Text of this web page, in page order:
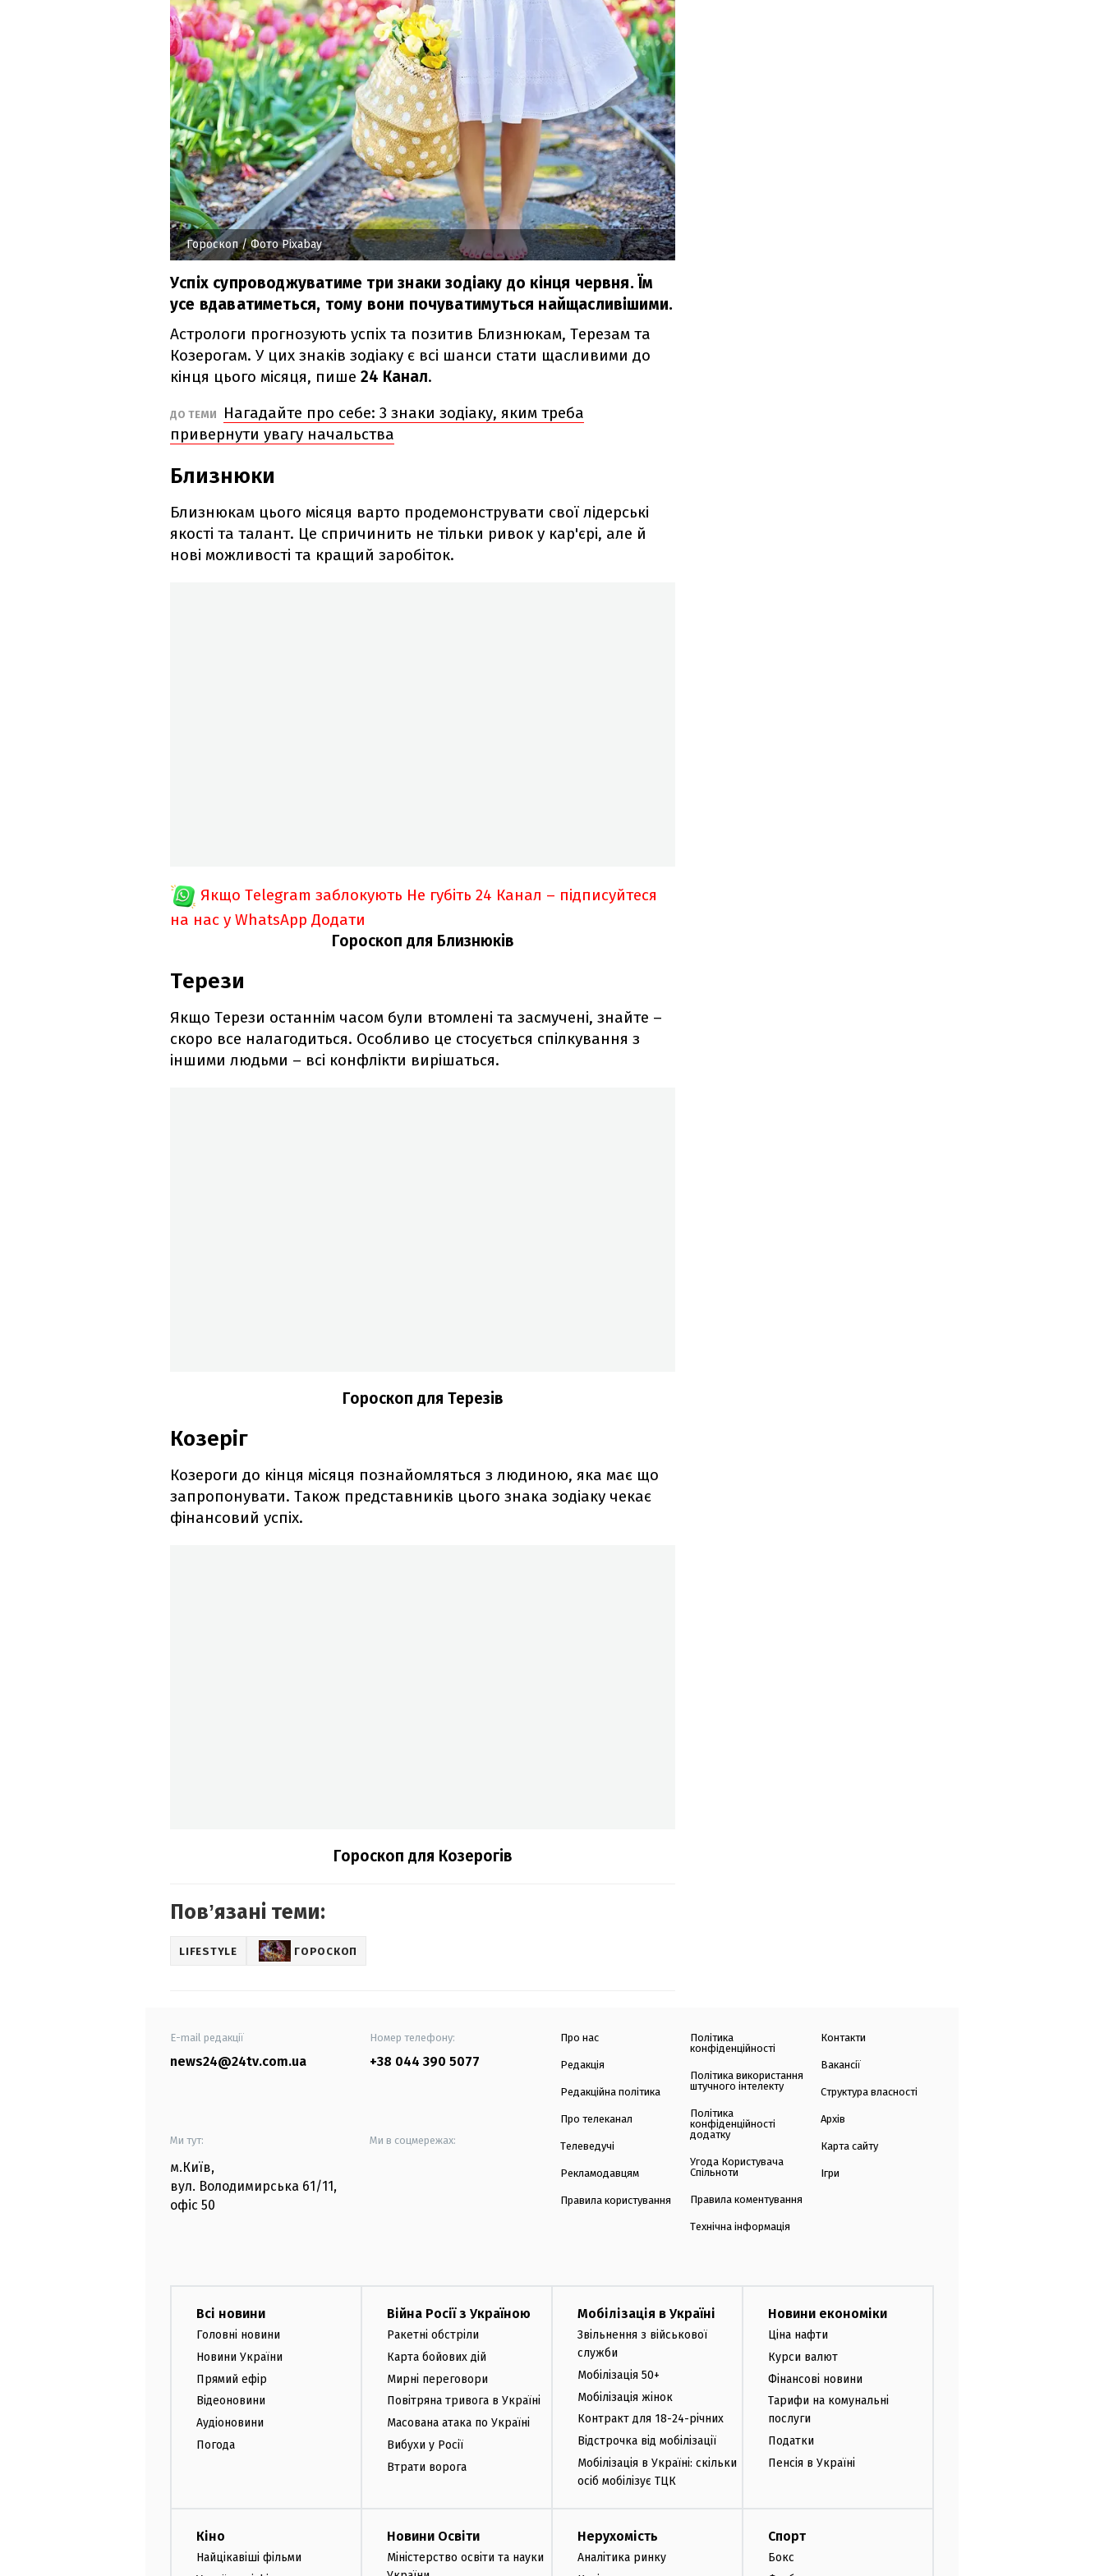
Гороскоп/ Фото Pixabay
Успіх супроводжуватиме три знаки зодіаку до кінця червня. Їм
усе вдаватиметься, тому вони почуватимуться найщасливішими.
Астрологи прогнозують успіх та позитив Близнюкам, Терезам та
Козерогам. У цих знаків зодіаку є всі шанси стати щасливими до
кінця цього місяця, пише 24 Канал.
ДО ТЕМИ
Нагадайте про себе: 3 знаки зодіаку, яким треба
привернути увагу начальства
Близнюки
Близнюкам цього місяця варто продемонструвати свої лідерські
якості та талант. Це спричинить не тільки ривок у кар'єрі, але й
нові можливості та кращий заробіток.
Якщо Telegram заблокують Не губіть 24 Канал – підписуйтеся
на нас у WhatsApp Додати
Гороскоп для Близнюків
Терези
Якщо Терези останнім часом були втомлені та засмучені, знайте –
скоро все налагодиться. Особливо це стосується спілкування з
іншими людьми – всі конфлікти вирішаться.
Гороскоп для Терезів
Козеріг
Козероги до кінця місяця познайомляться з людиною, яка має що
запропонувати. Також представників цього знака зодіаку чекає
фінансовий успіх.
Гороскоп для Козерогів
Повʼязані теми:
LIFESTYLE ГОРОСКОП
E-mail редакції
news24@24tv.com.ua
Номер телефону:
+38 044 390 5077
Ми тут:
м.Київ,
вул. Володимирська 61/11,
офіс 50
Ми в соцмережах:
Про нас
Редакція
Редакційна політика
Про телеканал
Телеведучі
Рекламодавцям
Правила користування
Політика
конфіденційності
Політика використання
штучного інтелекту
Політика
конфіденційності
додатку
Угода Користувача
Спільноти
Правила коментування
Технічна інформація
Контакти
Вакансії
Структура власності
Архів
Карта сайту
Ігри
Всі новини
Головні новини
Новини України
Прямий ефір
Відеоновини
Аудіоновини
Погода
Війна Росії з Україною
Ракетні обстріли
Карта бойових дій
Мирні переговори
Повітряна тривога в Україні
Масована атака по Україні
Вибухи у Росії
Втрати ворога
Мобілізація в Україні
Звільнення з військової
служби
Мобілізація 50+
Мобілізація жінок
Контракт для 18-24-річних
Відстрочка від мобілізації
Мобілізація в Україні: скільки
осіб мобілізує ТЦК
Новини економіки
Ціна нафти
Курси валют
Фінансові новини
Тарифи на комунальні
послуги
Податки
Пенсія в Україні
Кіно
Найцікавіші фільми
Новини Освіти
Міністерство освіти та науки
Нерухомість
Аналітика ринку
Спорт
Бокс